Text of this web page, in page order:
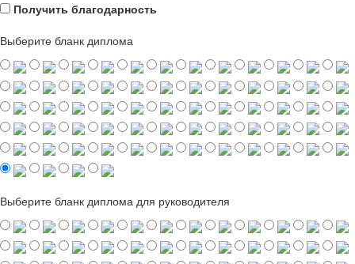
Получить благодарность
Выберите бланк диплома
Выберите бланк диплома для руководителя